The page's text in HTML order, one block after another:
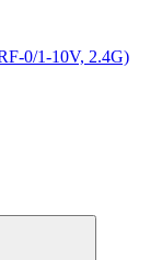
0/1-10V, 2.4G)